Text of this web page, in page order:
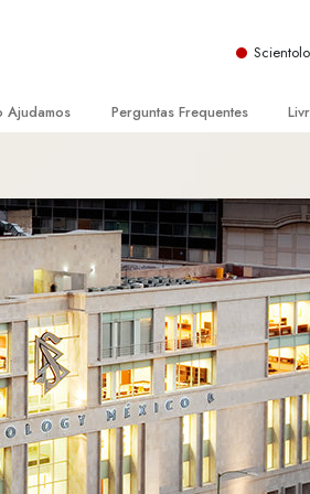
Ajudamos
Aplicada
sobre as Drogas
para os Direitos Humanos
dos Cidadãos para os
Humanos
Perguntas Frequentes
Dentro duma Igreja
A Organização de Scientology
Audiolivros
Conferências
Filmes Introdutórios
Serviços Introdutórios
As
Os
A